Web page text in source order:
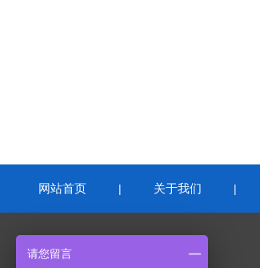
网站首页 | 关于我们 |
联系我们
请您留言